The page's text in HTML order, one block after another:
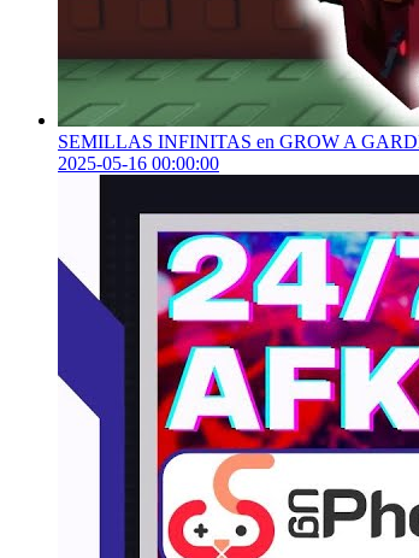
SEMILLAS INFINITAS en GROW A
2025-05-16 00:00:00